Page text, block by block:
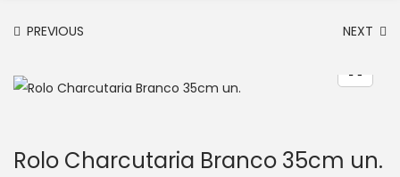
PREVIOUS NEXT
Rolo Charcutaria Branco 35cm un.